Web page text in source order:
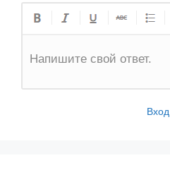
Напишите свой ответ.
Вход